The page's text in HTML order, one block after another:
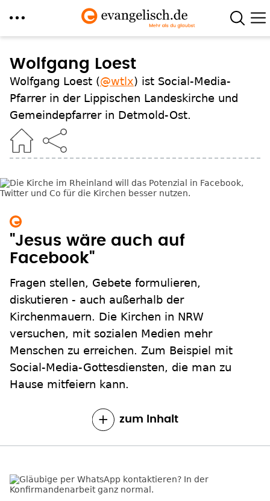
zum
Inhalt
Wolfgang Loest
Wolfgang Loest (@wtlx) ist Social-Media-
Pfarrer in der Lippischen Landeskirche und
Gemeindepfarrer in Detmold-Ost.
"Jesus wäre auch auf
Facebook"
Fragen stellen, Gebete formulieren,
diskutieren - auch außerhalb der
Kirchenmauern. Die Kirchen in NRW
versuchen, mit sozialen Medien mehr
Menschen zu erreichen. Zum Beispiel mit
Social-Media-Gottesdiensten, die man zu
Hause mitfeiern kann.
zum Inhalt